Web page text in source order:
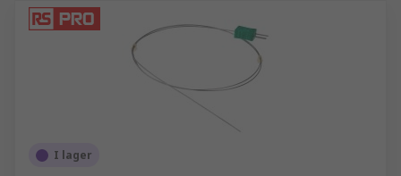
I lager